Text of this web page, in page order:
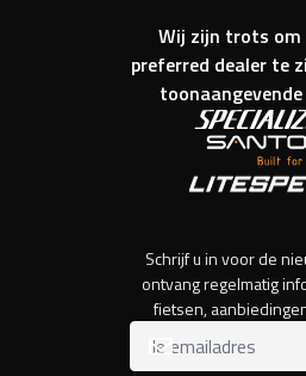
Wij zijn trots
preferred dealer te
Schrijf u in voor de
ontvang regelmatig
fietsen,